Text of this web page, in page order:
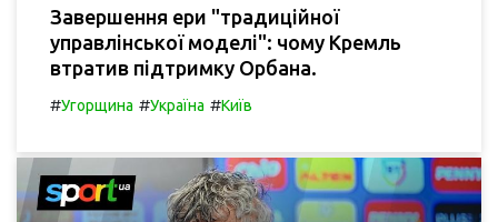
Завершення ери "традиційної
управлінської моделі": чому Кремль
втратив підтримку Орбана.
#Угорщина #Україна #Київ